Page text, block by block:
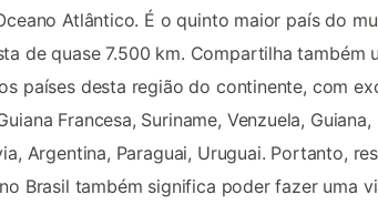
Atlântico. É o quinto maior país do
de quase 7.500 km. Compartilha também
países desta região do continente, com
Francesa, Suriname, Venzuela, Guiana,
Argentina, Paraguai, Uruguai. Portanto,
Brasil também significa poder fazer uma